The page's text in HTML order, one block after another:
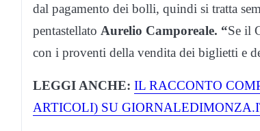
dal pagamento dei bolli, quindi si tratta
pentastellato Aurelio Camporeale. “Se il
con i proventi della vendita dei biglietti e
LEGGI ANCHE: IL RACCONTO
ARTICOLI) SU